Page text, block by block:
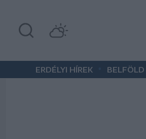
ERDÉLYI HÍREK BELFÖLD